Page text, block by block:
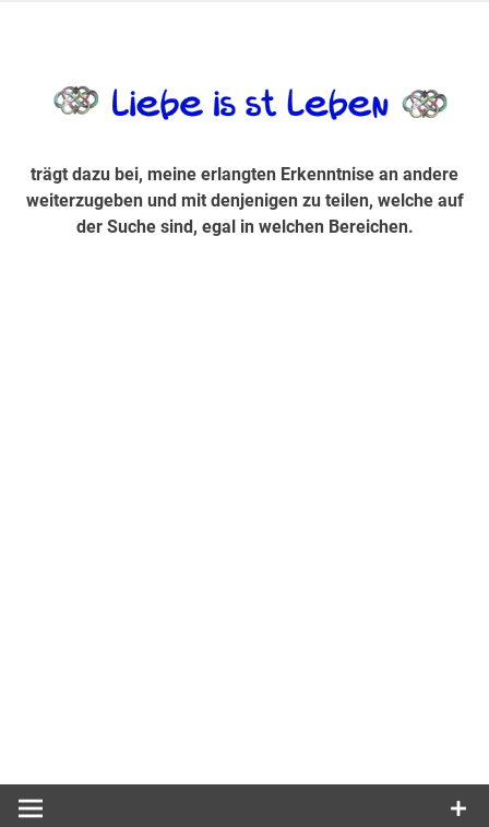
Suche sind, egal in welchen Bereichen.
trägt dazu bei, meine erlangten Erkenntnise an andere
weiterzugeben und mit denjenigen zu teilen, welche auf
der Suche sind, egal in welchen Bereichen.